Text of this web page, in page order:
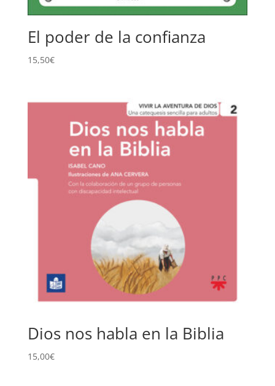
El poder de la confianza
15,50€
Dios nos habla en la Biblia
15,00€